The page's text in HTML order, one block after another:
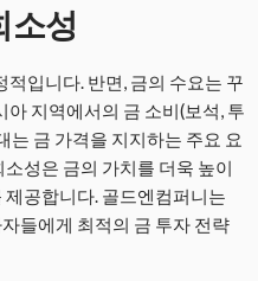
소성
입니다. 반면, 금의 수요는 꾸
아 지역에서의 금 소비(보석, 투
는 금 가격을 지지하는 주요 요
성은 금의 가치를 더욱 높이
공합니다. 골드엔컴퍼니는
들에게 최적의 금 투자 전략